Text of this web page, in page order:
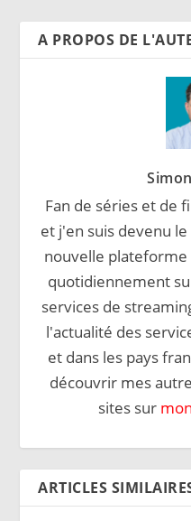
A PROPOS DE
Fan de séries et de
et j'en suis devenu
nouvelle
quotidiennement
services de
l'actualité des
et dans les pays
découvrir mes
sites sur
ARTICLES